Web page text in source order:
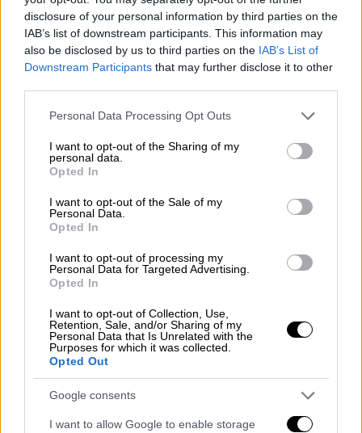
disclosure of your personal information by third parties on the
IAB’s list of downstream participants. This information may
also be disclosed by us to third parties on the IAB’s List of
Downstream Participants that may further disclose it to other
Please note that this website/app uses one or more Google
not limited to your visit or usage behaviour. You may click to
grant or deny consent to Google and its third-party tags to
use your data for below specified purposes in below Google
consent section.
Personal Data Processing Opt Outs
I want to opt-out of the Sharing of my
personal data.
Opted In
I want to opt-out of the Sale of my
Personal Data.
Opted In
I want to opt-out of processing my
Personal Data for Targeted Advertising.
Opted In
I want to opt-out of Collection, Use,
Retention, Sale, and/or Sharing of my
Personal Data that Is Unrelated with the
Purposes for which it was collected.
Opted Out
Google consents
I want to allow Google to enable storage
Η λίστα από το διεθνές κέντρο αθλητικών
ερευνών
Κόσμος|18.04.2025 22:24
Ανοίγει ο δρόμος στη Γερμανία για
απελάσεις μεταναστών στην Ελλάδα
Τι αναφέρει σχετικό δημοσίευμα της die
Welt